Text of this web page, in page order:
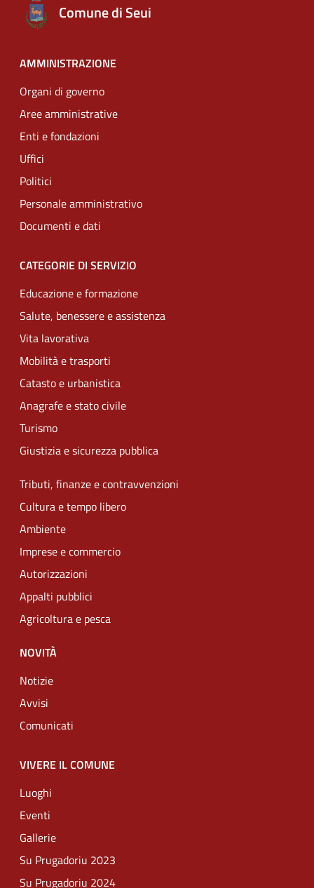
Comune di Seui
AMMINISTRAZIONE
Organi di governo
Aree amministrative
Enti e fondazioni
Uffici
Politici
Personale amministrativo
Documenti e dati
CATEGORIE DI SERVIZIO
Educazione e formazione
Salute, benessere e assistenza
Vita lavorativa
Mobilità e trasporti
Catasto e urbanistica
Anagrafe e stato civile
Turismo
Giustizia e sicurezza pubblica
Tributi, finanze e contravvenzioni
Cultura e tempo libero
Ambiente
Imprese e commercio
Autorizzazioni
Appalti pubblici
Agricoltura e pesca
NOVITÀ
Notizie
Avvisi
Comunicati
VIVERE IL COMUNE
Luoghi
Eventi
Gallerie
Su Prugadoriu 2023
Su Prugadoriu 2024